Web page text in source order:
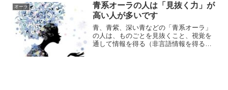
オーラ
青系オーラの人は「見抜く力」が
高い人が多いです
青、青紫、深い青などの「青系オーラ」
の人は、ものごとを見抜くこと、視覚を
通して情報を得る（非言語情報を得る）